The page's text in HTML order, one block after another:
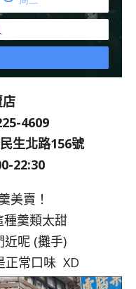
店
4609
生北路156號
22:30
美賣！
種羹類太甜
近呢 (攤手)
正常口味 XD